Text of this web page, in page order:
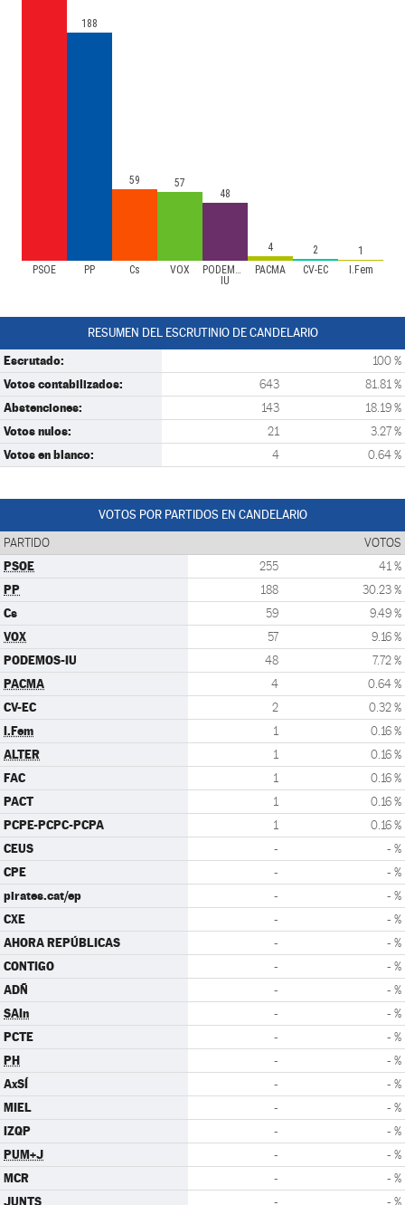
PSOE PP Cs VOX
PODEMOS-
IU
PACMA CV-EC I.Fem
188
59
57
48
4 2 1
RESUMEN DEL ESCRUTINIO DE CANDELARIO
Escrutado: 100 %
Votos contabilizados: 643 81.81 %
Abstenciones: 143 18.19 %
Votos nulos: 21 3.27 %
Votos en blanco: 4 0.64 %
VOTOS POR PARTIDOS EN CANDELARIO
PARTIDO VOTOS
PSOE 255 41 %
PP 188 30.23 %
Cs 59 9.49 %
VOX 57 9.16 %
PODEMOS-IU 48 7.72 %
PACMA 4 0.64 %
CV-EC 2 0.32 %
I.Fem 1 0.16 %
ALTER 1 0.16 %
FAC 1 0.16 %
PACT 1 0.16 %
PCPE-PCPC-PCPA 1 0.16 %
CEUS - - %
CPE - - %
pirates.cat/ep - - %
CXE - - %
AHORA REPÚBLICAS - - %
CONTIGO - - %
ADÑ - - %
SAIn - - %
PCTE - - %
PH - - %
AxSÍ - - %
MIEL - - %
IZQP - - %
PUM+J - - %
MCR - - %
JUNTS - - %